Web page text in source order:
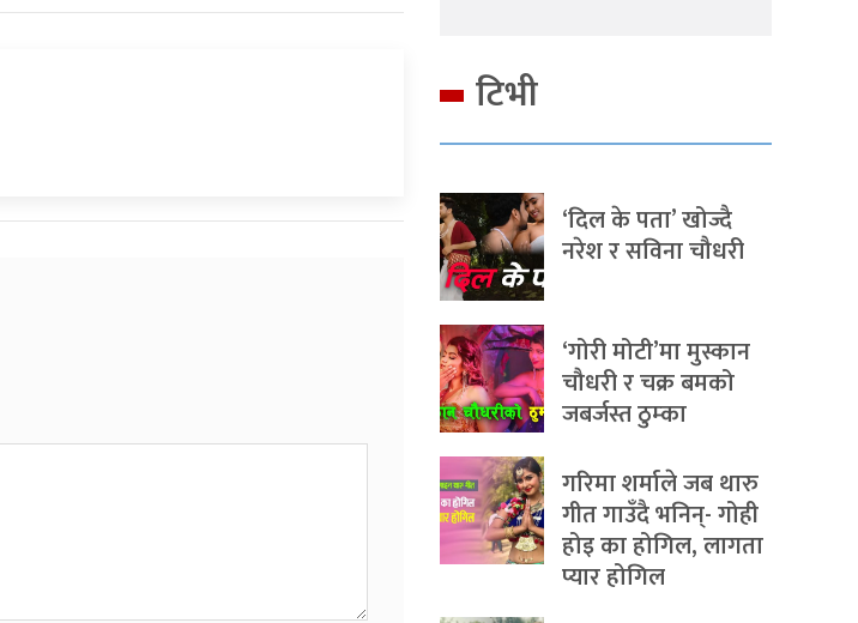
टिभी
‘दिल के पता’ खोज्दै
नरेश र सविना चौधरी
‘गोरी मोटी’मा मुस्कान
चौधरी र चक्र बमको
जबर्जस्त ठुम्का
गरिमा शर्माले जब थारु
गीत गाउँदै भनिन्- गोही
होइ का होगिल, लागता
प्यार होगिल